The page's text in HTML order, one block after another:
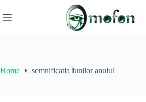
to
content
Home semnificatia lunilor anului